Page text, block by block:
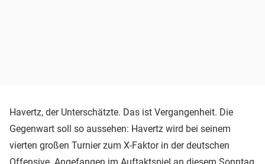
Havertz, der Unterschätzte. Das ist Vergangenheit. Die
Gegenwart soll so aussehen: Havertz wird bei seinem
vierten großen Turnier zum X-Faktor in der deutschen